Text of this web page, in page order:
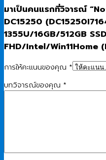
มาเป็นคนแรกที่วิจารณ์
DC15250
1355U/16GB/512GB
FHD/Intel/Win11Home
การให้คะแนนของคุณ *
บทวิจารณ์ของคุณ *